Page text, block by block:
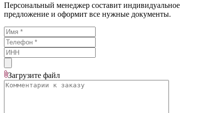
Персональный менеджер составит индивидуальное
предложение и оформит все нужные документы.
Загрузите файл